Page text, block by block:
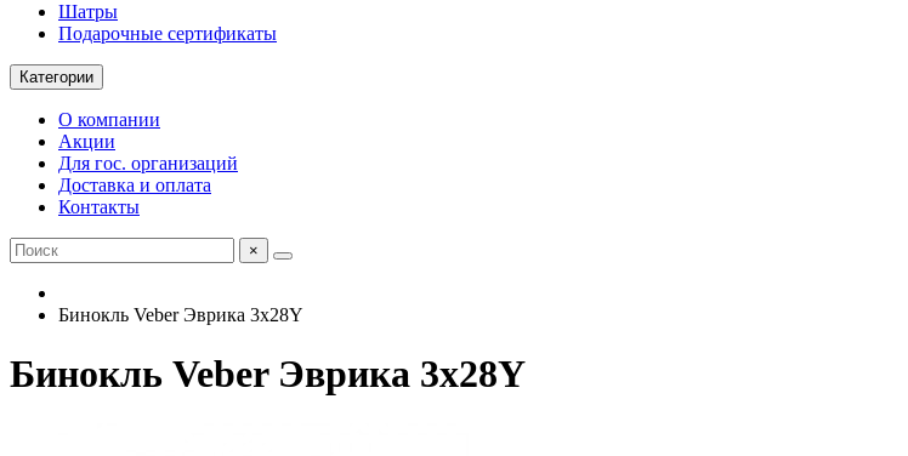
Шатры
Подарочные сертификаты
Категории
О компании
Акции
Для гос. организаций
Доставка и оплата
Контакты
×
Бинокль Veber Эврика 3х28Y
Бинокль Veber Эврика 3х28Y